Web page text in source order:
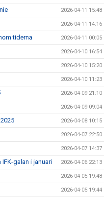
2026-04-11 15:48
2026-04-11 14:16
tiderna 2026-04-11 00:05
2026-04-10 16:54
2026-04-10 15:20
2026-04-10 11:23
2026-04-09 21:10
2026-04-09 09:04
2026-04-08 10:15
2026-04-07 22:50
2026-04-07 14:37
galan i januari 2026-04-06 22:13
2026-04-05 19:48
2026-04-05 19:44